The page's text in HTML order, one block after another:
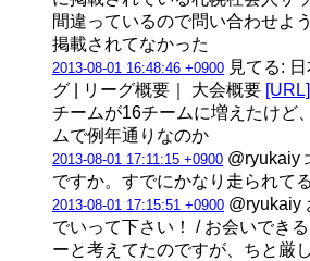
間違っているので問い合わせよ
掲載されてなかった
2013-08-01 16:48:46 +0900 見てる:
グ | リーグ概要｜ 大会概要 [URL]
チームが16チームに増えたけど
ムで例年通りなのか
2013-08-01 17:11:15 +0900 @ryukaiy
ですか。すでにかなり走られて
2013-08-01 17:15:51 +0900 @ryukaiy
でいって下さい！ / お会いでき
ーと考えてたのですが、ちと厳